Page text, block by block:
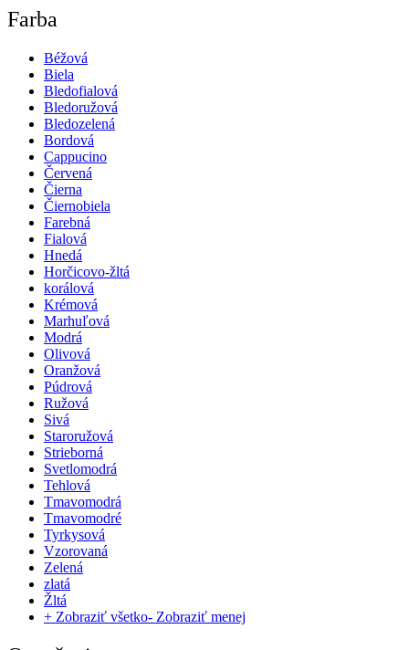
Farba
Béžová
Biela
Bledofialová
Bledoružová
Bledozelená
Bordová
Cappucino
Červená
Čierna
Čiernobiela
Farebná
Fialová
Hnedá
Horčicovo-žltá
korálová
Krémová
Marhuľová
Modrá
Olivová
Oranžová
Púdrová
Ružová
Sivá
Staroružová
Strieborná
Svetlomodrá
Tehlová
Tmavomodrá
Tmavomodré
Tyrkysová
Vzorovaná
Zelená
zlatá
Žltá
+ Zobraziť všetko- Zobraziť menej